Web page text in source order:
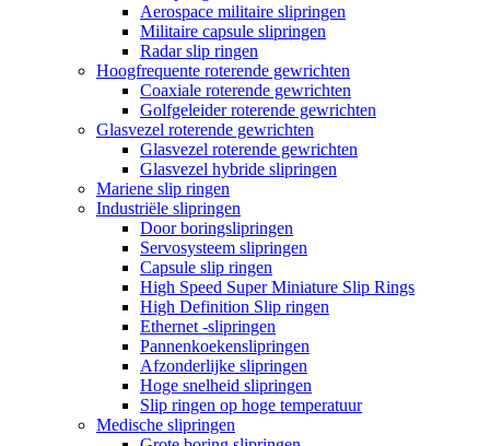
Aerospace militaire slipringen
Militaire capsule slipringen
Radar slip ringen
Hoogfrequente roterende gewrichten
Coaxiale roterende gewrichten
Golfgeleider roterende gewrichten
Glasvezel roterende gewrichten
Glasvezel roterende gewrichten
Glasvezel hybride slipringen
Mariene slip ringen
Industriële slipringen
Door boringslipringen
Servosysteem slipringen
Capsule slip ringen
High Speed ​​Super Miniature Slip Rings
High Definition Slip ringen
Ethernet -slipringen
Pannenkoekenslipringen
Afzonderlijke slipringen
Hoge snelheid slipringen
Slip ringen op hoge temperatuur
Medische slipringen